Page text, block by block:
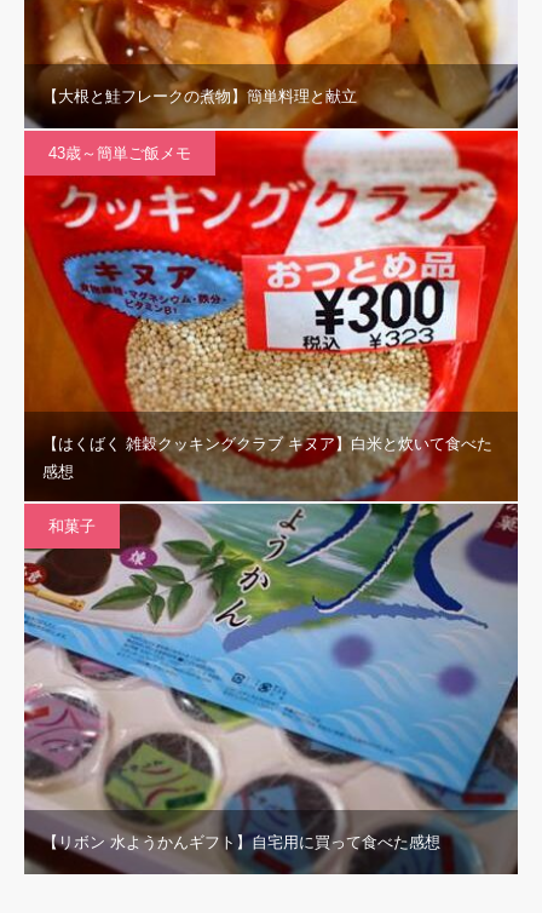
【大根と鮭フレークの煮物】簡単料理と献立
43歳～簡単ご飯メモ
【はくばく 雑穀クッキングクラブ キヌア】白米と炊いて食べた
感想
和菓子
【リボン 水ようかんギフト】自宅用に買って食べた感想